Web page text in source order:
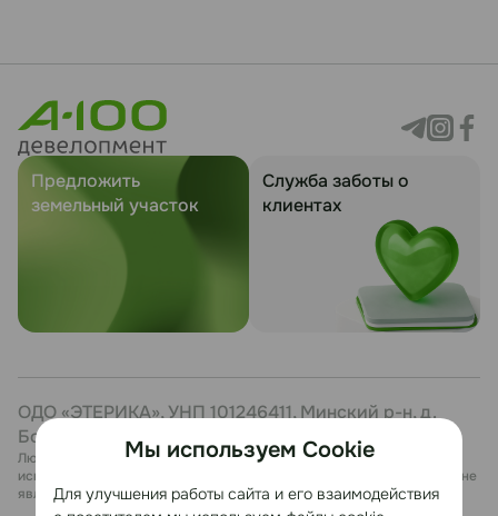
Предложить
земельный участок
Служба заботы о
клиентах
ОДО «ЭТЕРИКА», УНП 101246411, Минский р-н, д.
Боровая, 7, каб. 27
Любая информация, представленная на данном сайте, носит
исключительно информационный характер и ни при каких условиях не
является публичной офертой.
Мы используем Cookie
Для улучшения работы сайта и его взаимодействия